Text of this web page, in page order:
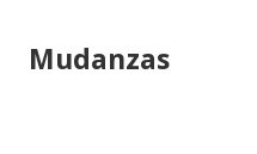
Mudanzas